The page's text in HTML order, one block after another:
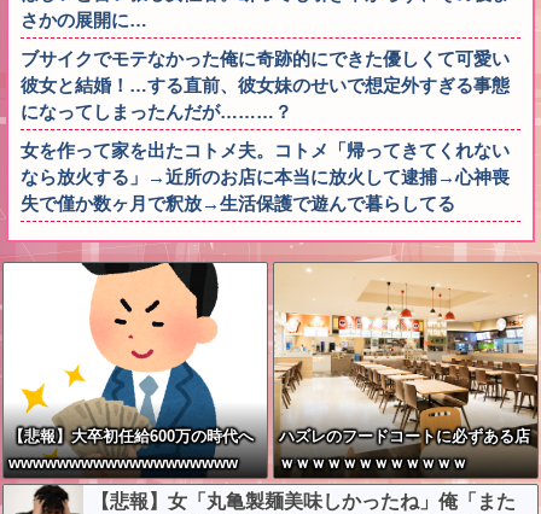
さかの展開に…
ブサイクでモテなかった俺に奇跡的にできた優しくて可愛い
彼女と結婚！…する直前、彼女妹のせいで想定外すぎる事態
になってしまったんだが………？
女を作って家を出たコトメ夫。コトメ「帰ってきてくれない
なら放火する」→近所のお店に本当に放火して逮捕→心神喪
失で僅か数ヶ月で釈放→生活保護で遊んで暮らしてる
【悲報】大卒初任給600万の時代へ
wwwwwwwwwwwwwwwwwww
ハズレのフードコートに必ずある店
ｗｗｗｗｗｗｗｗｗｗｗｗ
【悲報】女「丸亀製麺美味しかったね」俺「また